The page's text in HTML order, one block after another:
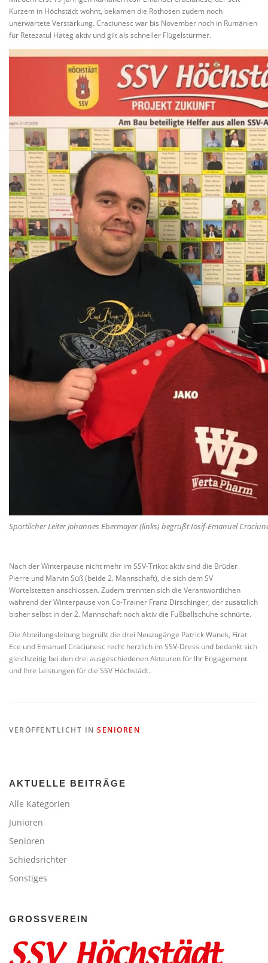
Kurzem in Höchstädt wohnt, bekamen die Rothosen zudem noch
unerwartete Verstärkung. Craciunesc war bis November noch in Rumänien
für Retezatul Hateg aktiv und gilt als schneller Flügelstürmer.
Sportlicher Leiter Johannes Ebermayer (links) begrüßt Iosif-Emanuel
Nach der Winterpause nicht mehr im SSV-Trikot aktiv sind die Brüder
Pierre und Marvin Süß (beide 2. Mannschaft), die sich dem SV
Wortelstetten anschlossen. Zudem trennten sich die Verantwortlichen
während der Winterpause von Co-Trainer Franz Dirschinger, der zusätzlich
bisher selbst in der 2. Mannschaft noch aktiv die Fußballschuhe schnürte.
Die Abteilungsleitung begrüßt die drei Neuzugänge Patrick Wanek, Firat
Ece und Emanuel Craciunesc recht herzlich im SSV-Dress und bedankt sich
gleichzeitig bei den drei ausgeschiedenen Akteuren für Ihr Engagement
und Ihre Leistungen für die SSV Höchstädt.
VERÖFFENTLICHT IN SENIOREN
AKTUELLE BEITRÄGE
Alle Kategorien
Junioren
Senioren
Schiedsrichter
Sonstiges
GROSSVEREIN